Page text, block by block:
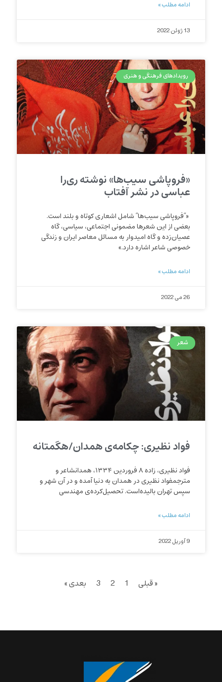
ادامه مطلب »
13 ژوئن 2022
رویدادهای فرهنگی و هنری
«فروپاشی سیب‌ها» نوشته ری‌را
عباسی در نشر آفتاب
«”فروپاشی سیب‌ها” شامل اشعاری کوتاه و بلند است.
بعضی از این شعرها مضمونی اجتماعی، سیاسی، گاه
عصیان‌زده و گاه امیدوار به مسائل معاصر ایران و زندگی
خصوصی شاعر اشاره دارد.»
ادامه مطلب »
26 می 2022
شعر
فواد نظیری: چکامه‌ی همدان/هگمتانه
فواد نظیری، زاده ۸ فروردین ۱۳۳۴، همدانشاعر و
مترجمفواد نظیری در همدان به دنیا آمده و در آن شهر و
سپس تهران بالیده‌است. تحصیل‌کرده‌ی مهندسی
ادامه مطلب »
9 آوریل 2022
« قبلی 1
2
3 بعدی »